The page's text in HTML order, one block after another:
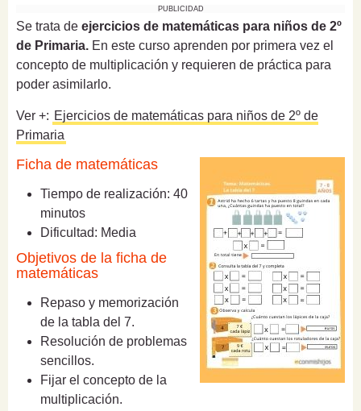
PUBLICIDAD
Se trata de ejercicios de matemáticas para niños de 2º
de Primaria. En este curso aprenden por primera vez el
concepto de multiplicación y requieren de práctica para
poder asimilarlo.
Ver +: Ejercicios de matemáticas para niños de 2º de
Primaria
Ficha de matemáticas
Tiempo de realización: 40
minutos
Dificultad: Media
Objetivos de la ficha de
matemáticas
Repaso y memorización
de la tabla del 7.
Resolución de problemas
sencillos.
Fijar el concepto de la
multiplicación.